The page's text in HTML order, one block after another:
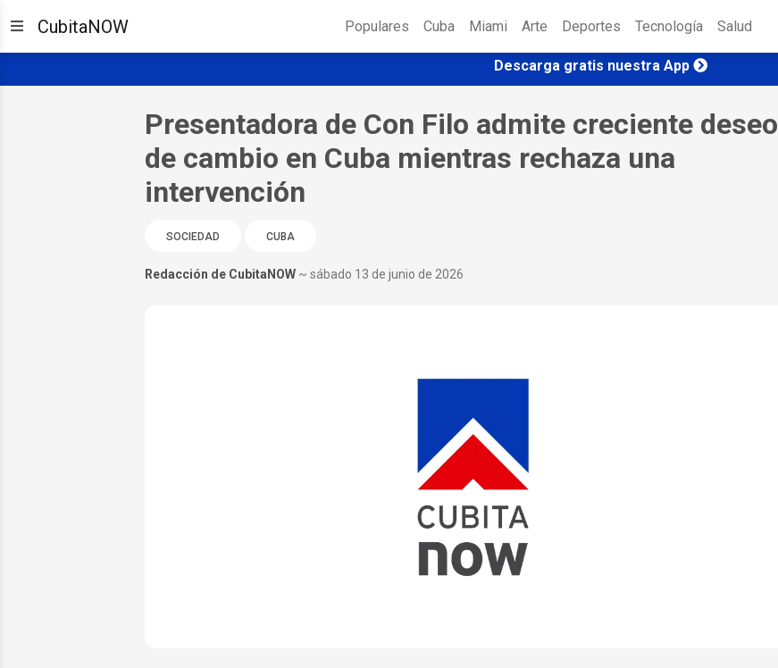
CubitaNOW Populares Cuba Miami Arte Deportes Tecnología Salud
Descarga gratis nuestra App
Presentadora de Con Filo admite creciente deseo
de cambio en Cuba mientras rechaza una
intervención
SOCIEDAD CUBA
Redacción de CubitaNOW ~ sábado 13 de junio de 2026